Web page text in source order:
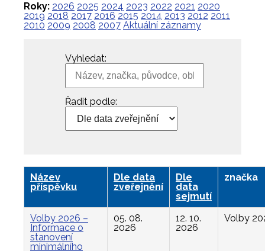
Roky: 2026 2025 2024 2023 2022 2021 2020
2019 2018 2017 2016 2015 2014 2013 2012 2011
2010 2009 2008 2007 Aktuální záznamy
Vyhledat:
Řadit podle:
Název
příspěvku
Dle data
zveřejnění
Dle
data
sejmutí
značka
Volby 2026 –
Informace o
stanovení
minimálního
05. 08.
2026
12. 10.
2026
Volby